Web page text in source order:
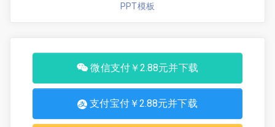
PPT模板
微信支付￥2.88元并下载
支付宝付￥2.88元并下载